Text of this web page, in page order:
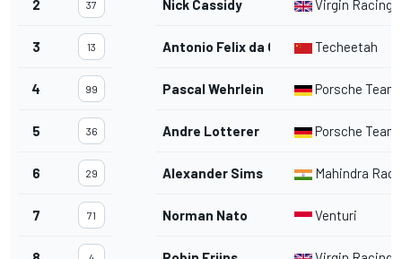
2 37 Nick Cassidy Virgin Racing
3 13 Antonio Felix da Costa Techeetah
4 99 Pascal Wehrlein Porsche Team
5 36 Andre Lotterer Porsche Team
6 29 Alexander Sims Mahindra
7 71 Norman Nato Venturi